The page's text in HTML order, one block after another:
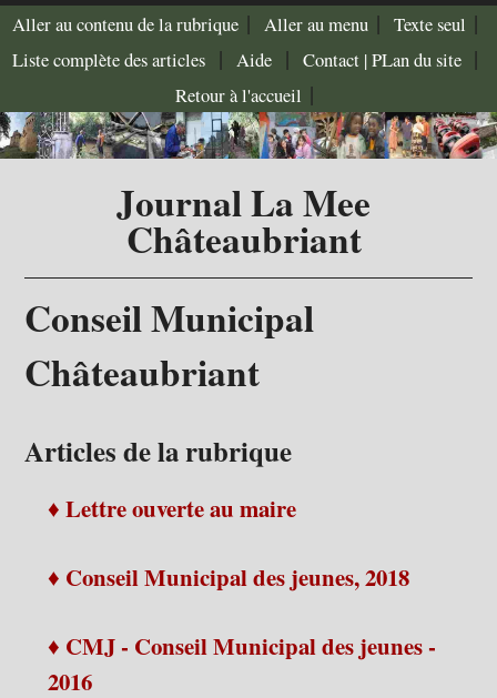
Aller au contenu de la rubrique| Aller au menu| Texte seul |
Liste complète des articles| Aide| Contact |PLan du site |
Retour à l'accueil |
Journal La Mee
Châteaubriant
Conseil Municipal
Châteaubriant
Articles de la rubrique
♦ Lettre ouverte au maire
♦ Conseil Municipal des jeunes, 2018
♦ CMJ - Conseil Municipal des jeunes -
2016